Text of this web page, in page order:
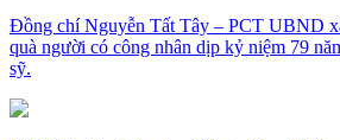
Đồng chí Nguyễn Tất Tây – PCT UBND
quà người có công nhân dịp kỷ niệm 79
sỹ.